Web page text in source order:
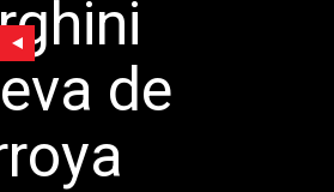
Lamborghini
de
Barbarroya